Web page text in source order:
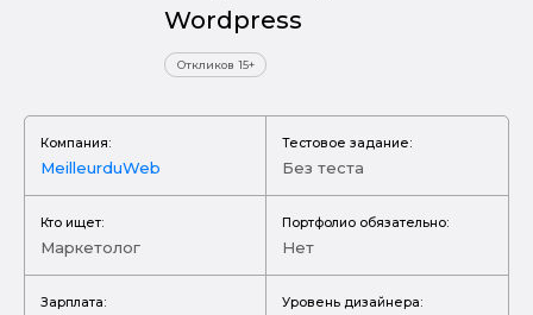
Wordpress
Откликов 15+
Компания:
MeilleurduWeb
Тестовое задание:
Без теста
Кто ищет:
Маркетолог
Портфолио обязательно:
Нет
Зарплата: Уровень дизайнера: